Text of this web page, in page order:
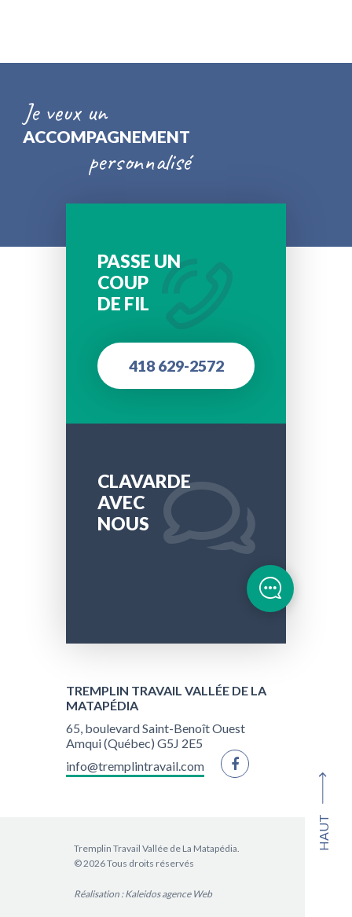
Je veux un
ACCOMPAGNEMENT
personnalisé
PASSE UN
COUP
DE FIL
418 629-2572
CLAVARDE
AVEC
NOUS
TREMPLIN TRAVAIL VALLÉE DE LA
MATAPÉDIA
65, boulevard Saint-Benoît Ouest
Amqui (Québec) G5J 2E5
info@tremplintravail.com
Tremplin Travail Vallée de La Matapédia.
© 2026 Tous droits réservés
Réalisation :Kaleidos agence Web
HAUT